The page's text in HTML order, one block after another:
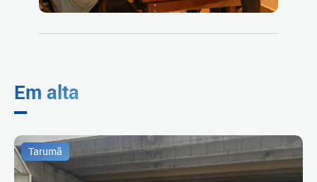
Em alta
Tarumã